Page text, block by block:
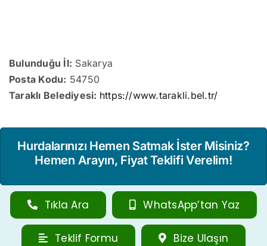
Bulunduğu İl: Sakarya
Posta Kodu: 54750
Taraklı Belediyesi: https://www.tarakli.bel.tr/
Hurdalarınızı Hemen Satmak İster Misiniz?
Hemen Arayın, Fiyat Teklifi Verelim!
Tıkla Ara WhatsApp’tan Yaz
Teklif Formu Bize Ulaşın